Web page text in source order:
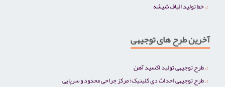
خط تولید الیاف شیشه
آخرین طرح های توجیهی
طرح توجیهی تولید اکسید آهن
طرح توجیهی احداث دی کلینیک؛ مرکز جراحی محدود و سرپایی